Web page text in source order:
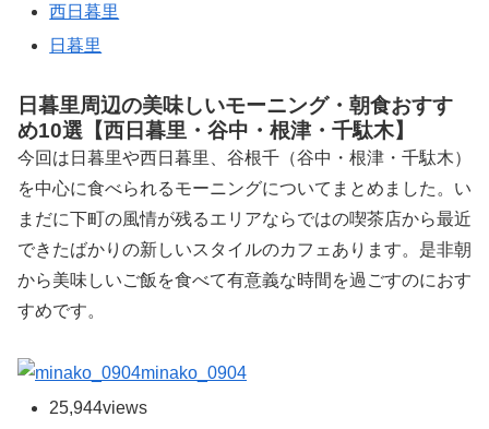
西日暮里
日暮里
日暮里周辺の美味しいモーニング・朝食おすす
め10選【西日暮里・谷中・根津・千駄木】
今回は日暮里や西日暮里、谷根千（谷中・根津・千駄木）
を中心に食べられるモーニングについてまとめました。い
まだに下町の風情が残るエリアならではの喫茶店から最近
できたばかりの新しいスタイルのカフェあります。是非朝
から美味しいご飯を食べて有意義な時間を過ごすのにおす
すめです。
minako_0904
25,944views